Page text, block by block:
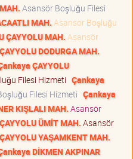
Asansör Boşluğu Filesi
MAH. Asansör Boşluğu
ÇAYYOLU MAH. Asansör
DODURGA MAH.
ÇAYYOLU
Filesi Hizmeti Çankaya
Filesi Hizmeti Çankaya
KIŞLALI MAH. Asansör
ÜMİT MAH. Asansör
YAŞAMKENT MAH.
DİKMEN AKPINAR